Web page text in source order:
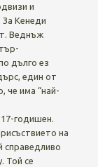
и
За Кенеди
Веднъж
дълго ез
един от
че има “най-
годишен.
на
справедливо
Той се